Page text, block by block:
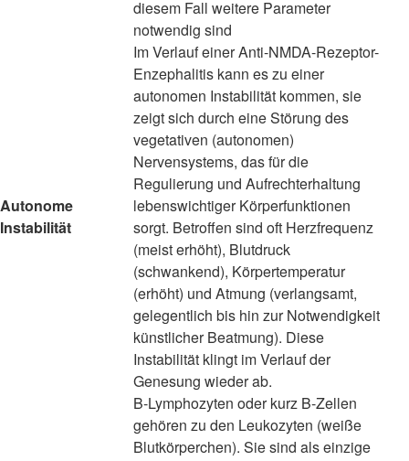
diesem Fall weitere Parameter
notwendig sind
Autonome
Instabilität
Im Verlauf einer Anti-NMDA-Rezeptor-
Enzephalitis kann es zu einer
autonomen Instabilität kommen, sie
zeigt sich durch eine Störung des
vegetativen (autonomen)
Nervensystems, das für die
Regulierung und Aufrechterhaltung
lebenswichtiger Körperfunktionen
sorgt. Betroffen sind oft Herzfrequenz
(meist erhöht), Blutdruck
(schwankend), Körpertemperatur
(erhöht) und Atmung (verlangsamt,
gelegentlich bis hin zur Notwendigkeit
künstlicher Beatmung). Diese
Instabilität klingt im Verlauf der
Genesung wieder ab.
B-Lymphozyten oder kurz B-Zellen
gehören zu den Leukozyten (weiße
Blutkörperchen). Sie sind als einzige